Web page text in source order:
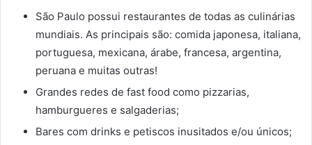
São Paulo possui restaurantes de todas as culinárias
mundiais. As principais são: comida japonesa, italiana,
portuguesa, mexicana, árabe, francesa, argentina,
peruana e muitas outras!
Grandes redes de fast food como pizzarias,
hamburgueres e salgaderias;
Bares com drinks e petiscos inusitados e/ou únicos;